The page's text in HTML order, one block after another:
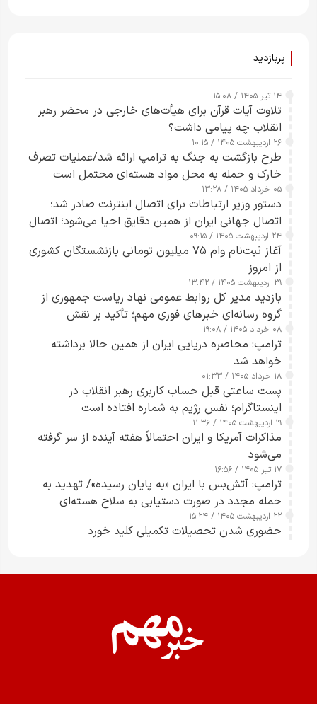
پربازدید
۱۴ تیر ۱۴۰۵ / ۱۵:۰۸
تلاوت آیات قرآن برای هیأت‌های خارجی در محضر رهبر
انقلاب چه پیامی داشت؟
۲۶ اردیبهشت ۱۴۰۵ / ۱۰:۱۵
طرح‌ بازگشت به جنگ به ترامپ ارائه شد/عملیات تصرف
خارک و حمله به محل مواد هسته‌ای محتمل است
۰۵ خرداد ۱۴۰۵ / ۱۳:۲۸
دستور وزیر ارتباطات برای اتصال اینترنت صادر شد؛
اتصال جهانی ایران از همین دقایق احیا می‌شود؛ اتصال
کامل مردم تا ۲۴ ساعت آینده
۲۴ اردیبهشت ۱۴۰۵ / ۰۹:۱۵
آغاز ثبت‌نام وام ۷۵ میلیون تومانی بازنشستگان کشوری
از امروز
۲۹ اردیبهشت ۱۴۰۵ / ۱۳:۴۲
بازدید مدیر کل روابط عمومی نهاد ریاست جمهوری از
گروه رسانه‌ای خبرهای فوری مهم؛ تأکید بر نقش
رسانه‌های هوشمند و مسئول در ارتقای آگاهی عمومی
۰۸ خرداد ۱۴۰۵ / ۱۹:۰۸
ترامپ: محاصره دریایی ایران از همین حالا برداشته
خواهد شد
۱۸ خرداد ۱۴۰۵ / ۰۱:۳۳
پست ساعتی قبل حساب کاربری رهبر انقلاب در
اینستاگرام؛ نفس رژیم به شماره افتاده است​
۱۹ اردیبهشت ۱۴۰۵ / ۱۱:۳۶
مذاکرات آمریکا و ایران احتمالاً هفته آینده از سر گرفته
می‌شود
۱۷ تیر ۱۴۰۵ / ۱۶:۵۶
ترامپ: آتش‌بس با ایران «به پایان رسیده»/ تهدید به
حمله مجدد در صورت دستیابی به سلاح هسته‌ای
۲۲ اردیبهشت ۱۴۰۵ / ۱۵:۲۴
حضوری شدن تحصیلات تکمیلی کلید خورد